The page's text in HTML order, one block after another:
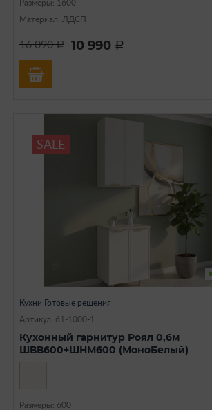
Размеры: 1600
Материал: ЛДСП
16 090a 10 990 a
SALE
Кухни Готовые решения
Артикул: 61-1000-1
Кухонный гарнитур Роял 0,6м
ШВВ600+ШНМ600 (МоноБелый)
Размеры: 600